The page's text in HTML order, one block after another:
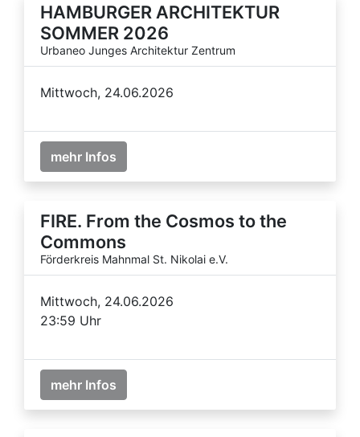
HAMBURGER ARCHITEKTUR
SOMMER 2026
Urbaneo Junges Architektur Zentrum
Mittwoch, 24.06.2026
mehr Infos
FIRE. From the Cosmos to the
Commons
Förderkreis Mahnmal St. Nikolai e.V.
Mittwoch, 24.06.2026
23:59 Uhr
mehr Infos